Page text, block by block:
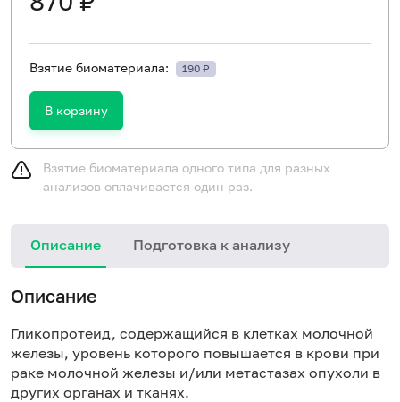
Взятие биоматериала: 190 ₽
В корзину
Взятие биоматериала одного типа для разных
анализов оплачивается один раз.
Описание Подготовка к анализу
Описание
Гликопротеид, содержащийся в клетках молочной
железы, уровень которого повышается в крови при
раке молочной железы и/или метастазах опухоли в
других органах и тканях.